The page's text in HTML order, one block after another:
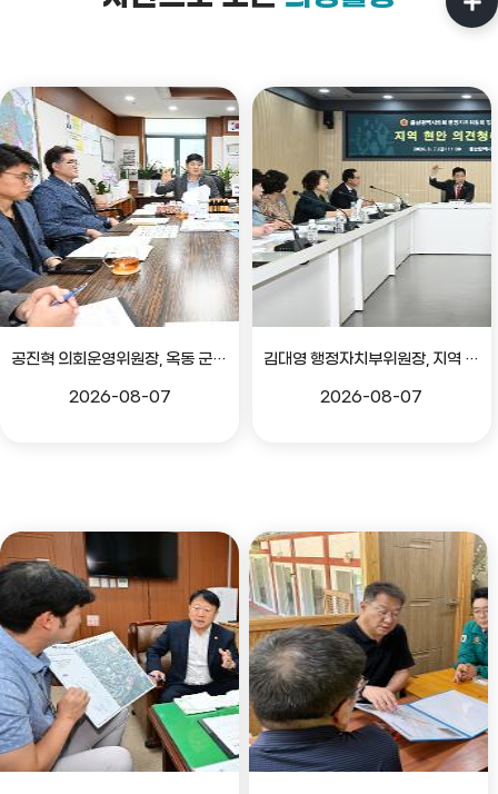
공진혁 의회운영위원장, 옥동 군부대 이전지 양동마을 주민지원사업 점검
2026-08-07
김대영 행정자치부위원장, 지역 현안 의견 청취 간담회
2026-08-07